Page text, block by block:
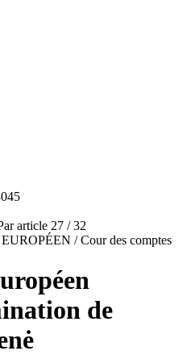
article 27 / 32
/ Cour des comptes
de